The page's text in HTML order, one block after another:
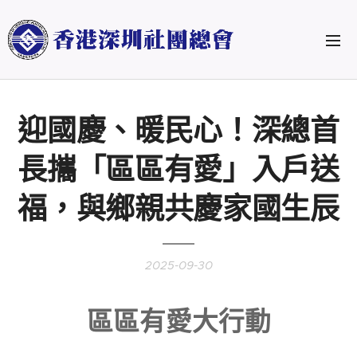
迎國慶、暖民心！深總首
長攜「區區有愛」入戶送
福，與鄉親共慶家國生辰
2025-09-30
區區有愛大行動